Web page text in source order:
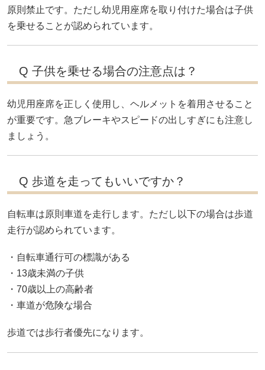
原則禁止です。ただし幼児用座席を取り付けた場合は子供
を乗せることが認められています。
Q 子供を乗せる場合の注意点は？
幼児用座席を正しく使用し、ヘルメットを着用させること
が重要です。急ブレーキやスピードの出しすぎにも注意し
ましょう。
Q 歩道を走ってもいいですか？
自転車は原則車道を走行します。ただし以下の場合は歩道
走行が認められています。
・自転車通行可の標識がある
・13歳未満の子供
・70歳以上の高齢者
・車道が危険な場合
歩道では歩行者優先になります。